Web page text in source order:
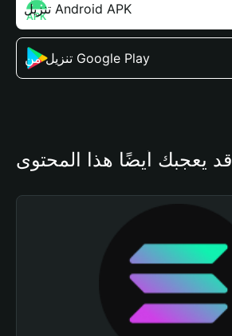
تنزيل Android APK
تنزيل من Google Play
قد يعجبك أيضًا هذا المحتوى